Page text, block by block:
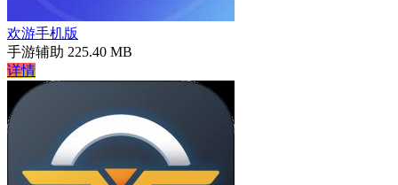
欢游手机版
手游辅助 225.40 MB
详情